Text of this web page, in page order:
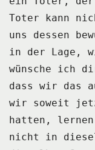
Toter kann
uns dessen
in der Lage,
wünsche ich
dass wir das
wir
soweit
hatten,
nicht in